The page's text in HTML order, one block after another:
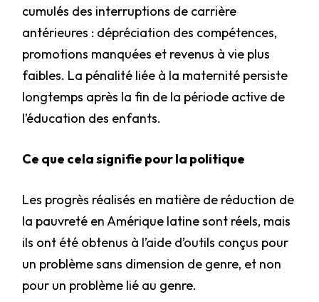
cumulés des interruptions de carrière
antérieures : dépréciation des compétences,
promotions manquées et revenus à vie plus
faibles. La pénalité liée à la maternité persiste
longtemps après la fin de la période active de
l’éducation des enfants.
Ce que cela signifie pour la politique
Les progrès réalisés en matière de réduction de
la pauvreté en Amérique latine sont réels, mais
ils ont été obtenus à l’aide d’outils conçus pour
un problème sans dimension de genre, et non
pour un problème lié au genre.